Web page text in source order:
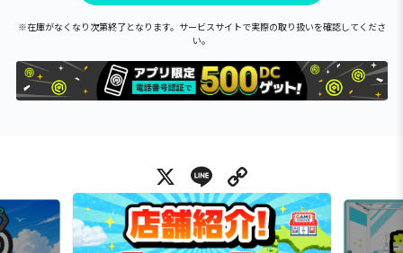
※在庫がなくなり次第終了となります。サービスサイトで実際の取り扱いを確認してくださ
い。
X Line